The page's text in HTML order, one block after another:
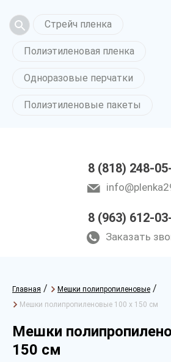
Стрейч пленка
Полиэтиленовая пленка
Одноразовые перчатки
Полиэтиленовые пакеты
8 (818) 248-
8 (963) 612-
Заказать
Главная / Мешки полипропиленовые /
Мешки полипропиленовые 100 х 150 см
Мешки
150 см